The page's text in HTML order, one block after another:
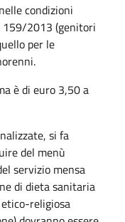
condizioni
159/2013 (genitori
per le
è di euro 3,50 a
si fa
del menù
servizio mensa
di dieta sanitaria
religiosa